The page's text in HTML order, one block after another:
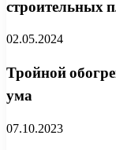
строительных
02.05.2024
Тройной
ума
07.10.2023